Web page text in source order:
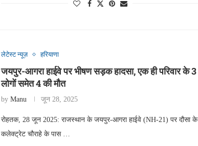
लेटेस्ट न्यूज़ हरियाणा
जयपुर-आगरा हाईवे पर भीषण सड़क हादसा, एक ही परिवार के 3
लोगों समेत 4 की मौत
by Manu जून 28, 2025
रोहतक, 28 जून 2025: राजस्थान के जयपुर-आगरा हाईवे (NH-21) पर दौसा के
कलेक्ट्रेट चौराहे के पास …